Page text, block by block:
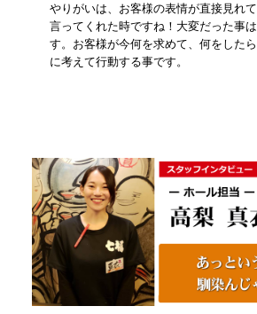
やりがいは、お客様の表情が直接見れて
言ってくれた時ですね！大変だった事
す。お客様が今何を求めて、何をした
に考えて行動する事です。